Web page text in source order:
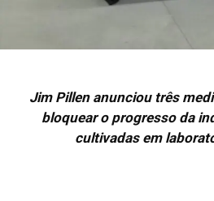
Jim Pillen anunciou três
bloquear o progresso da
cultivadas em